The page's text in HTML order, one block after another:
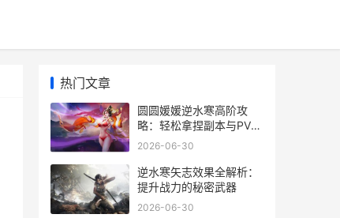
热门文章
圆圆媛媛逆水寒高阶攻
略：轻松拿捏副本与PVP
技巧
2026-06-30
逆水寒矢志效果全解析：
提升战力的秘密武器
2026-06-30